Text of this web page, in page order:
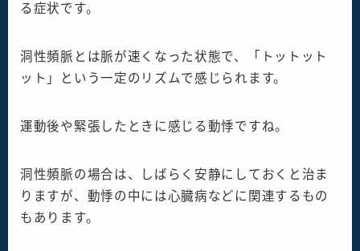
る症状です。
洞性頻脈とは脈が速くなった状態で、「トットット
ット」という一定のリズムで感じられます。
運動後や緊張したときに感じる動悸ですね。
洞性頻脈の場合は、しばらく安静にしておくと治ま
りますが、動悸の中には心臓病などに関連するもの
もあります。